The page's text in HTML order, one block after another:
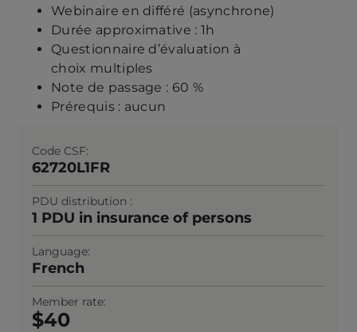
Webinaire en différé (asynchrone)
Durée approximative : 1h
Questionnaire d’évaluation à
choix multiples
Note de passage : 60 %
Prérequis : aucun
Code CSF
62720L1FR
PDU distribution
1 PDU in insurance of persons
Language
French
Member rate
40